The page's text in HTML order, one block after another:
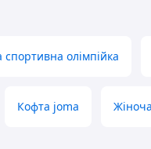
спортивна олімпійка
Кофта joma